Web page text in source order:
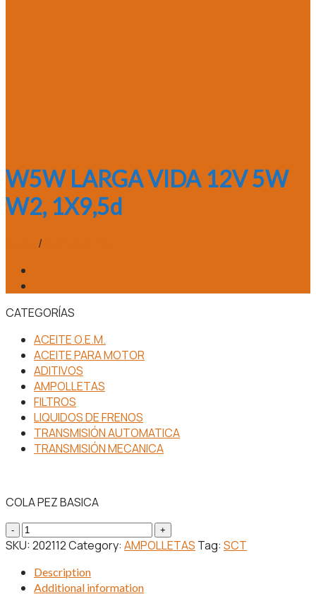
W5W LARGA VIDA 12V 5W
W2, 1X9,5d
/
CATEGORÍAS
ACEITE O.E.M.
ACEITE PARA MOTOR
ADITIVOS
AMPOLLETAS
FILTROS
LIQUIDOS DE FRENOS
TRANSMISIÓN AUTOMATICA
TRANSMISIÓN MECANICA
COLA PEZ BASICA
W5W
LARGA
12V
5W
SKU:202112Category: AMPOLLETAS Tag: SCT
Description
Additional information